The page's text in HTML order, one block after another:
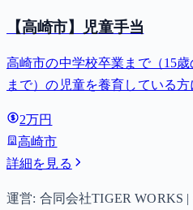
【高崎市】児童手当
高崎市の中学校卒業まで（15
まで）の児童を養育している
子以降は15,000円）、中学生は
2万円
高崎市
詳細を見る
運営: 合同会社TIGER WORKS